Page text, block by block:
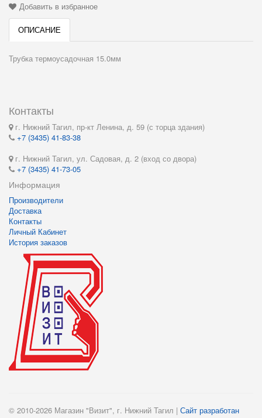
Добавить в избранное
ОПИСАНИЕ
Трубка термоусадочная 15.0мм
Контакты
г. Нижний Тагил, пр-кт Ленина, д. 59 (с торца здания)
+7 (3435) 41-83-38
г. Нижний Тагил, ул. Садовая, д. 2 (вход со двора)
+7 (3435) 41-73-05
Информация
Производители
Доставка
Контакты
Личный Кабинет
История заказов
© 2010-2026 Магазин "Визит", г. Нижний Тагил | Сайт разработан